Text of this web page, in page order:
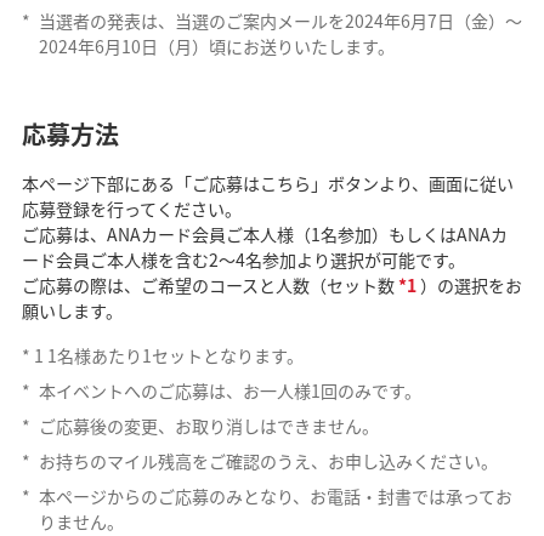
* 当選者の発表は、当選のご案内メールを2024年6月7日（金）～
2024年6月10日（月）頃にお送りいたします。
応募方法
本ページ下部にある「ご応募はこちら」ボタンより、画面に従い
応募登録を行ってください。
ご応募は、ANAカード会員ご本人様（1名参加）もしくはANAカ
ード会員ご本人様を含む2～4名参加より選択が可能です。
ご応募の際は、ご希望のコースと人数（セット数*1）の選択をお
願いします。
* 1 1名様あたり1セットとなります。
* 本イベントへのご応募は、お一人様1回のみです。
* ご応募後の変更、お取り消しはできません。
* お持ちのマイル残高をご確認のうえ、お申し込みください。
* 本ページからのご応募のみとなり、お電話・封書では承ってお
りません。